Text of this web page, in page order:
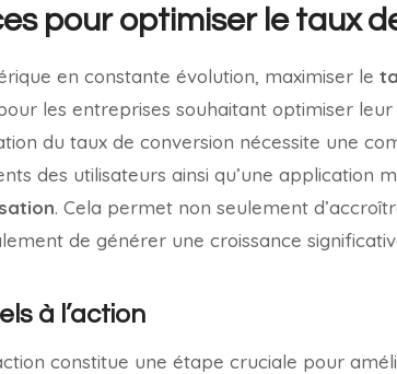
pour optimiser le taux
en constante évolution, maximiser le
les entreprises souhaitant optimiser leur
du taux de conversion nécessite une
des utilisateurs ainsi qu’une application
. Cela permet non seulement
de générer une croissance
à l’action
constitue une étape cruciale pour